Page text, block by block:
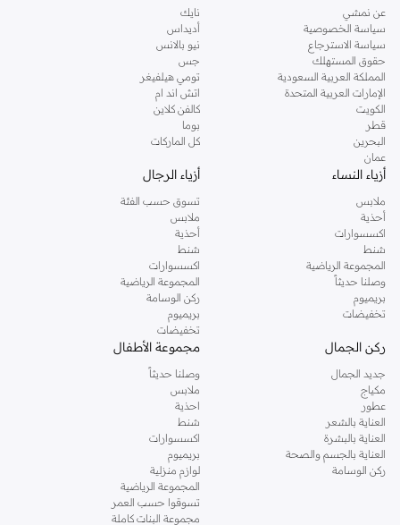
عن نمشي
سياسة الخصوصية
سياسة الاسترجاع
حقوق المستهلك
المملكة العربية السعودية
الإمارات العربية المتحدة
الكويت
قطر
البحرين
عمان
نايك
أديداس
نيو بالانس
جس
تومي هيلفيغر
اتش اند ام
كالفن كلاين
بوما
كل الماركات
أزياء النساء
ملابس
أحذية
اكسسوارات
شنط
المجموعة الرياضية
وصلنا حديثاً
بريميوم
تخفيضات
أزياء الرجال
تسوق حسب الفئة
ملابس
أحذية
شنط
اكسسوارات
المجموعة الرياضية
ركن الوسامة
بريميوم
تخفيضات
ركن الجمال
جديد الجمال
مكياج
عطور
العناية بالشعر
العناية بالبشرة
العناية بالجسم والصحة
ركن الوسامة
مجموعة الأطفال
وصلنا حديثاً
ملابس
احذية
شنط
اكسسوارات
بريميوم
لوازم منزلية
المجموعة الرياضية
تسوقوا حسب العمر
مجموعة البنات كاملة